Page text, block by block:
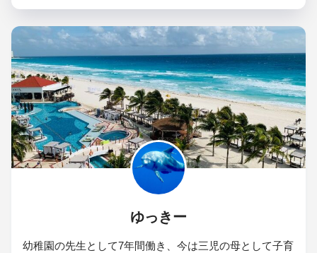
ゆっきー
幼稚園の先生として7年間働き、今は三児の母として子育